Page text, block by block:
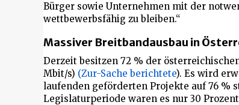
Bürger sowie Unternehmen mit der
wettbewerbsfähig zu bleiben.“
Massiver Breitbandausbau in
Derzeit besitzen 72 % der
Mbit/s) (Zur-Sache berichtete). Es wird
laufenden geförderten Projekte auf 76 %
Legislaturperiode waren es nur 30